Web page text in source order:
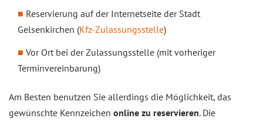
Reservierung auf der Internetseite der Stadt
Gelsenkirchen (Kfz-Zulassungsstelle)
Vor Ort bei der Zulassungsstelle (mit vorheriger
Terminvereinbarung)
Am Besten benutzen Sie allerdings die Möglichkeit, das
gewünschte Kennzeichen online zu reservieren. Die